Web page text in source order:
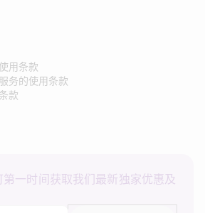
用条款
务的使用条款
款
一时间获取我们最新独家优惠及